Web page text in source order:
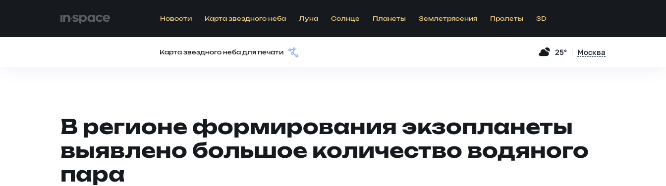
Новости Карта звездного неба Луна Солнце Планеты Землетрясения Пролеты 3D
Карта звездного неба для печати 25° Москва
В регионе формирования экзопланеты
выявлено большое количество водяного
пара